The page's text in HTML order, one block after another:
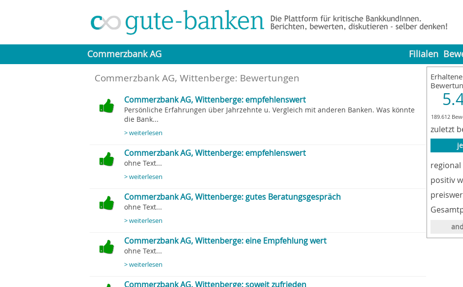
Commerzbank AG Filialen
Erhaltene
189.612
zuletzt
positiv
Commerzbank AG, Wittenberge: Bewertungen
Commerzbank AG, Wittenberge: empfehlenswert
Persönliche Erfahrungen über Jahrzehnte u. Vergleich mit anderen Banken. Was könnte
die Bank...
> weiterlesen
Commerzbank AG, Wittenberge: empfehlenswert
ohne Text...
> weiterlesen
Commerzbank AG, Wittenberge: gutes Beratungsgespräch
ohne Text...
> weiterlesen
Commerzbank AG, Wittenberge: eine Empfehlung wert
ohne Text...
> weiterlesen
Commerzbank AG, Wittenberge: soweit zufrieden